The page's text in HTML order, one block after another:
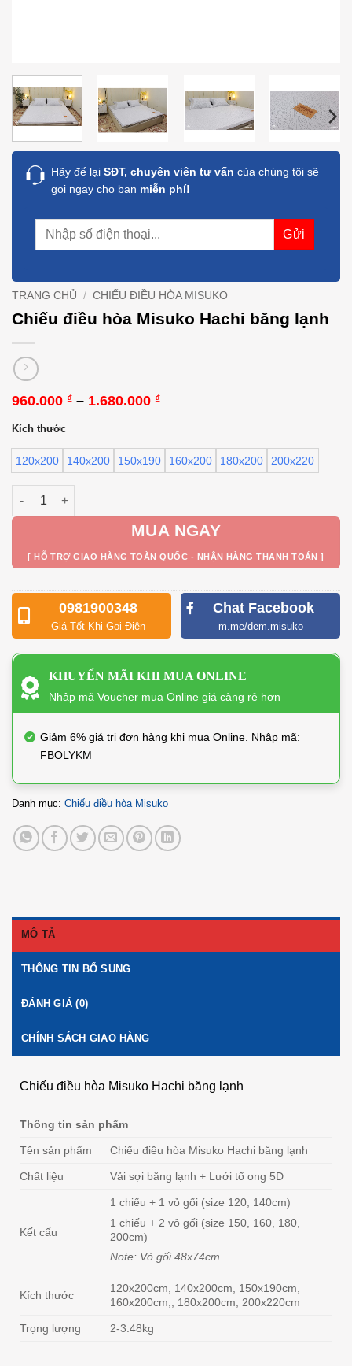
Hãy để lại SĐT, chuyên viên tư vấn của chúng tôi sẽ
gọi ngay cho bạn miễn phí!
TRANG CHỦ / CHIẾU ĐIỀU HÒA MISUKO
Chiếu điều hòa Misuko Hachi băng lạnh
960.000 ₫ – 1.680.000 ₫Khoảng
đến
1.680.000 ₫
Kích thước
120x200 140x200 150x190 160x200 180x200 200x220
Chiếu điều hòa Misuko Hachi băng lạnh số lượng
MUA NGAY
[ HỖ TRỢ GIAO HÀNG TOÀN QUỐC - NHẬN HÀNG THANH TOÁN ]
0981900348
Giá Tốt Khi Gọi Điện
Chat Facebook
m.me/dem.misuko
KHUYẾN MÃI KHI MUA ONLINE
Nhập mã Voucher mua Online giá càng rẻ hơn
Giảm 6% giá trị đơn hàng khi mua Online. Nhập mã:
FBOLYKM
Danh mục: Chiếu điều hòa Misuko
MÔ TẢ
THÔNG TIN BỔ SUNG
ĐÁNH GIÁ (0)
CHÍNH SÁCH GIAO HÀNG
Chiếu điều hòa Misuko Hachi băng lạnh
Thông tin sản phẩm
Tên sản phẩm Chiếu điều hòa Misuko Hachi băng lạnh
Chất liệu Vải sợi băng lạnh + Lưới tổ ong 5D
Kết cấu
1 chiếu + 1 vỏ gối (size 120, 140cm)
1 chiếu + 2 vỏ gối (size 150, 160, 180,
200cm)
Note: Vỏ gối 48x74cm
Kích thước
120x200cm, 140x200cm, 150x190cm,
160x200cm,, 180x200cm, 200x220cm
Trọng lượng 2-3.48kg